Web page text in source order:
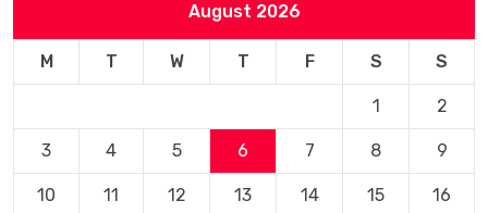
August 2026
M T W T F S S
1 2
3 4 5 6 7 8 9
10 11 12 13 14 15 16